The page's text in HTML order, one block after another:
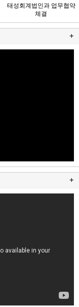
태성회계법인과 업무협약
체결
+
+